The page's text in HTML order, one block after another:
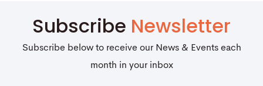
Subscribe Newsletter
Subscribe below to receive our News & Events each
month in your inbox